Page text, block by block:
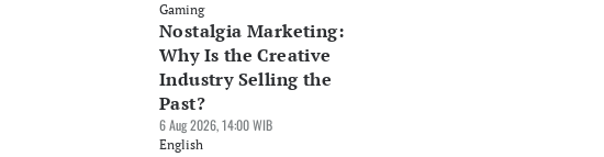
Gaming
Nostalgia Marketing:
Why Is the Creative
Industry Selling the
Past?
6 Aug 2026, 14:00 WIB
English